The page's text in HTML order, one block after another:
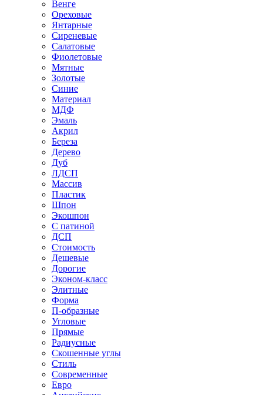
Венге
Ореховые
Янтарные
Сиреневые
Салатовые
Фиолетовые
Мятные
Золотые
Синие
Материал
МДФ
Эмаль
Акрил
Береза
Дерево
Дуб
ЛДСП
Массив
Пластик
Шпон
Экошпон
С патиной
ДСП
Стоимость
Дешевые
Дорогие
Эконом-класс
Элитные
Форма
П-образные
Угловые
Прямые
Радиусные
Скошенные углы
Стиль
Современные
Евро